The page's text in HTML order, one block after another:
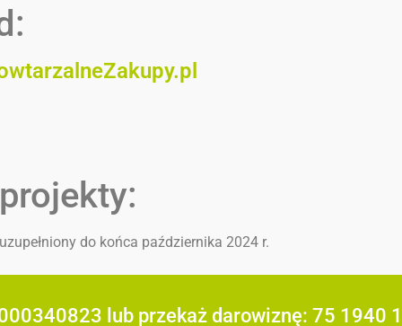
do końca października 2024 r.
lub przekaż darowiznę: 75